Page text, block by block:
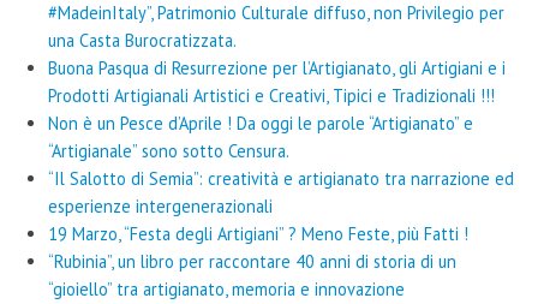
#MadeinItaly”, Patrimonio Culturale diffuso, non Privilegio per
una Casta Burocratizzata.
Buona Pasqua di Resurrezione per l’Artigianato, gli Artigiani e i
Prodotti Artigianali Artistici e Creativi, Tipici e Tradizionali !!!
Non è un Pesce d’Aprile ! Da oggi le parole “Artigianato” e
“Artigianale” sono sotto Censura.
“Il Salotto di Semia”: creatività e artigianato tra narrazione ed
esperienze intergenerazionali
19 Marzo, “Festa degli Artigiani” ? Meno Feste, più Fatti !
“Rubinia”, un libro per raccontare 40 anni di storia di un
“gioiello” tra artigianato, memoria e innovazione